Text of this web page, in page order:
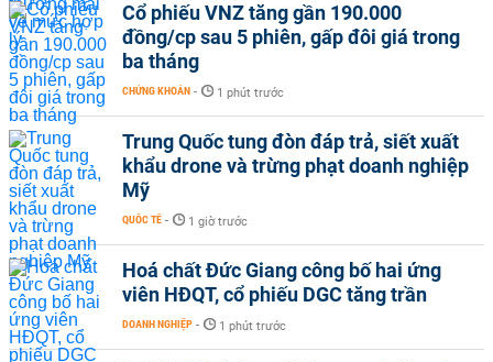
Cổ phiếu VNZ tăng gần 190.000
đồng/cp sau 5 phiên, gấp đôi giá trong
ba tháng
CHỨNG KHOÁN - 1 phút trước
Trung Quốc tung đòn đáp trả, siết xuất
khẩu drone và trừng phạt doanh nghiệp
Mỹ
QUỐC TẾ - 1 giờ trước
Hoá chất Đức Giang công bố hai ứng
viên HĐQT, cổ phiếu DGC tăng trần
DOANH NGHIỆP - 1 phút trước